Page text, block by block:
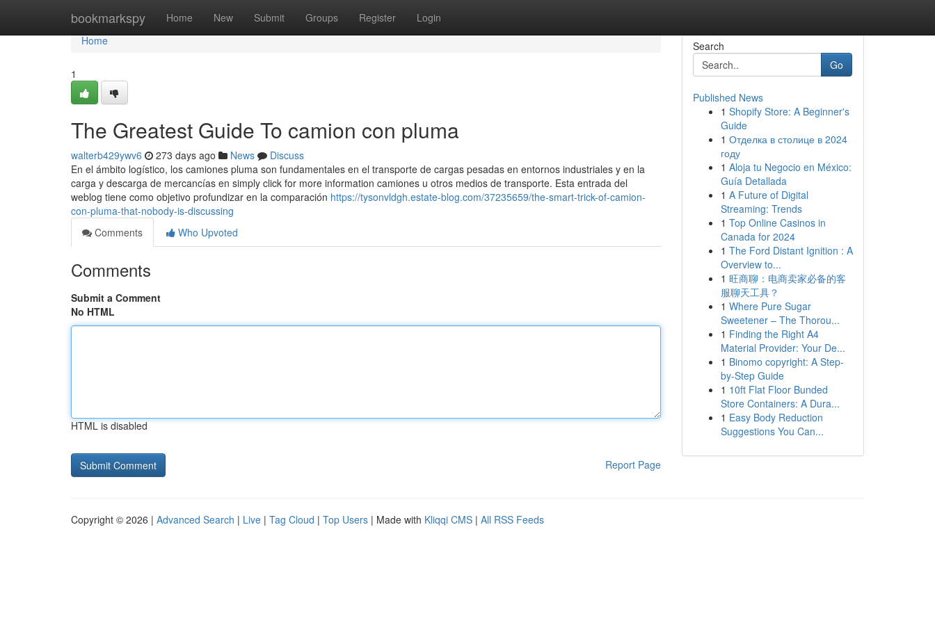
bookmarkspy Home New Submit Groups Register Login
Home
Home
1
The Greatest Guide To camion con pluma
walterb429ywv6 273 days ago News
Discuss
En el ámbito logístico, los camiones pluma son fundamentales en el transporte de cargas pesadas en entornos industriales y en la
carga y descarga de mercancías en simply click for more information camiones u otros medios de transporte. Esta entrada del
weblog tiene como objetivo profundizar en la comparación https://tysonvldgh.estate-blog.com/37235659/the-smart-trick-of-camion-
con-pluma-that-nobody-is-discussing
Comments
Who Upvoted
Comments
Submit a Comment
No HTML
HTML is disabled
Report Page
Search
Go
Published News
1 Shopify Store: A Beginner's
Guide
1 Отделка в столице в 2024
году
1 Aloja tu Negocio en México:
Guía Detallada
1 A Future of Digital
Streaming: Trends
1 Top Online Casinos in
Canada for 2024
1 The Ford Distant Ignition : A
Overview to...
1 旺商聊：电商卖家必备的客
服聊天工具？
1 Where Pure Sugar
Sweetener – The Thorou...
1 Finding the Right A4
Material Provider: Your De...
1 Binomo copyright: A Step-
by-Step Guide
1 10ft Flat Floor Bunded
Store Containers: A Dura...
1 Easy Body Reduction
Suggestions You Can...
Copyright © 2026 | Advanced Search | Live | Tag Cloud | Top Users | Made with Kliqqi CMS | All RSS Feeds